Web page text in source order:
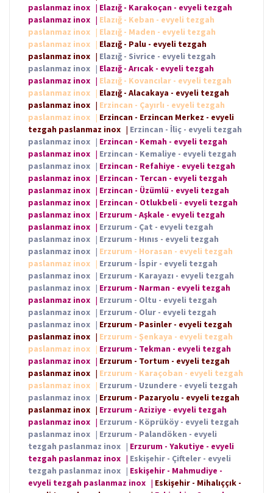
paslanmaz inox | Elazığ - Karakoçan - evyeli tezgah
paslanmaz inox | Elazığ - Keban - evyeli tezgah
paslanmaz inox | Elazığ - Maden - evyeli tezgah
paslanmaz inox | Elazığ - Palu - evyeli tezgah
paslanmaz inox | Elazığ - Sivrice - evyeli tezgah
paslanmaz inox | Elazığ - Arıcak - evyeli tezgah
paslanmaz inox | Elazığ - Kovancılar - evyeli tezgah
paslanmaz inox | Elazığ - Alacakaya - evyeli tezgah
paslanmaz inox | Erzincan - Çayırlı - evyeli tezgah
paslanmaz inox | Erzincan - Erzincan Merkez - evyeli
tezgah paslanmaz inox | Erzincan - İliç - evyeli tezgah
paslanmaz inox | Erzincan - Kemah - evyeli tezgah
paslanmaz inox | Erzincan - Kemaliye - evyeli tezgah
paslanmaz inox | Erzincan - Refahiye - evyeli tezgah
paslanmaz inox | Erzincan - Tercan - evyeli tezgah
paslanmaz inox | Erzincan - Üzümlü - evyeli tezgah
paslanmaz inox | Erzincan - Otlukbeli - evyeli tezgah
paslanmaz inox | Erzurum - Aşkale - evyeli tezgah
paslanmaz inox | Erzurum - Çat - evyeli tezgah
paslanmaz inox | Erzurum - Hınıs - evyeli tezgah
paslanmaz inox | Erzurum - Horasan - evyeli tezgah
paslanmaz inox | Erzurum - İspir - evyeli tezgah
paslanmaz inox | Erzurum - Karayazı - evyeli tezgah
paslanmaz inox | Erzurum - Narman - evyeli tezgah
paslanmaz inox | Erzurum - Oltu - evyeli tezgah
paslanmaz inox | Erzurum - Olur - evyeli tezgah
paslanmaz inox | Erzurum - Pasinler - evyeli tezgah
paslanmaz inox | Erzurum - Şenkaya - evyeli tezgah
paslanmaz inox | Erzurum - Tekman - evyeli tezgah
paslanmaz inox | Erzurum - Tortum - evyeli tezgah
paslanmaz inox | Erzurum - Karaçoban - evyeli tezgah
paslanmaz inox | Erzurum - Uzundere - evyeli tezgah
paslanmaz inox | Erzurum - Pazaryolu - evyeli tezgah
paslanmaz inox | Erzurum - Aziziye - evyeli tezgah
paslanmaz inox | Erzurum - Köprüköy - evyeli tezgah
paslanmaz inox | Erzurum - Palandöken - evyeli
tezgah paslanmaz inox | Erzurum - Yakutiye - evyeli
tezgah paslanmaz inox | Eskişehir - Çifteler - evyeli
tezgah paslanmaz inox | Eskişehir - Mahmudiye -
evyeli tezgah paslanmaz inox | Eskişehir - Mihalıççık -